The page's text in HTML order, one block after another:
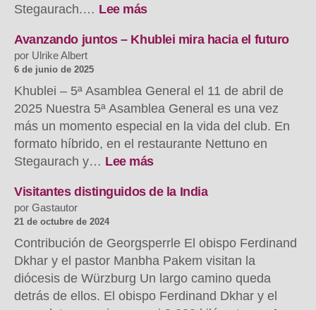
Stegaurach.… Lee más:
zur
6.
Juli
2025
im
Pfarrheim
Stegaurach
Avanzando juntos – Khublei mira hacia el futuro
por Ulrike Albert
6 de junio de 2025
Khublei – 5ª Asamblea General el 11 de abril de
2025 Nuestra 5ª Asamblea General es una vez
más un momento especial en la vida del club. En
formato híbrido, en el restaurante Nettuno en
Stegaurach y… Lee más:
weitergehen
blickt
nach
vorn
Visitantes distinguidos de la India
por Gastautor
21 de octubre de 2024
Contribución de Georgsperrle El obispo Ferdinand
Dkhar y el pastor Manbha Pakem visitan la
diócesis de Würzburg Un largo camino queda
detrás de ellos. El obispo Ferdinand Dkhar y el